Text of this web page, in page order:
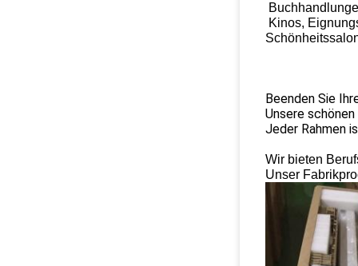
Kinos,
Beenden Sie
Unsere
Jeder Rahmen
Wir bieten
Unser